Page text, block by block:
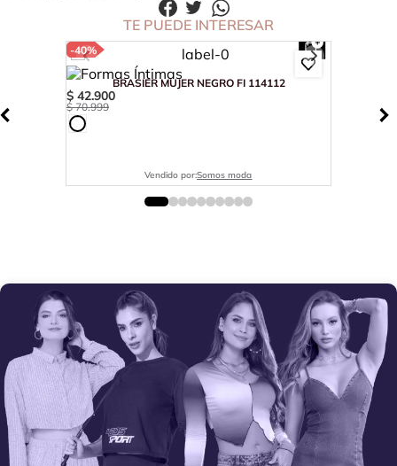
TE PUEDE INTERESAR
-40%
BRASIER MUJER NEGRO FI 114112
$ 42.900
$ 70.999
Vendido por:Somos moda